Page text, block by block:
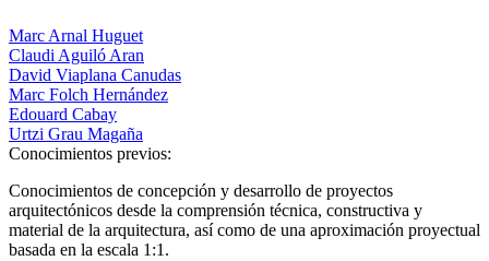
Marc Arnal Huguet
Claudi Aguiló Aran
David Viaplana Canudas
Marc Folch Hernández
Edouard Cabay
Urtzi Grau Magaña
Conocimientos previos:
Conocimientos de concepción y desarrollo de proyectos
arquitectónicos desde la comprensión técnica, constructiva y
material de la arquitectura, así como de una aproximación proyectual
basada en la escala 1:1.